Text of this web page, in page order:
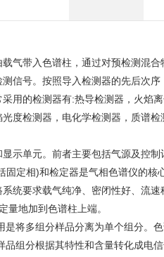
气带入色谱柱，通过对预检测混
信号。按照导入检测器的先后次
用的检测器有:热导检测器，火焰
度检测器，电化学检测器，质谱检
示单元。前者主要包括气源及控制
固定相)和检定器是气相色谱仪的
统要求载气纯净、密闭性好、流速
量地加到色谱柱上端。
将多组分样品分离为单个组分。
组分根据其特性和含量转化成电